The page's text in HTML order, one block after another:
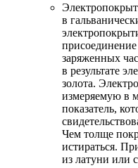
в
заряженных
в результате
золота.
измеряемую в
показатель,
Чем толще
истираться.
из латуни или